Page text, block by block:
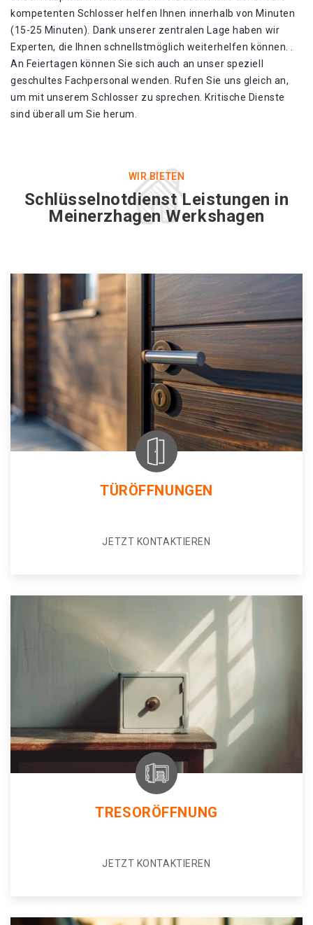
kompetenten Schlosser helfen Ihnen innerhalb von Minuten
(15-25 Minuten). Dank unserer zentralen Lage haben wir
Experten, die Ihnen schnellstmöglich weiterhelfen können. .
An Feiertagen können Sie sich auch an unser speziell
geschultes Fachpersonal wenden. Rufen Sie uns gleich an,
um mit unserem Schlosser zu sprechen. Kritische Dienste
sind überall um Sie herum.
WIR BIETEN
Schlüsselnotdienst Leistungen in
Meinerzhagen Werkshagen
TÜRÖFFNUNGEN
JETZT KONTAKTIEREN
TRESORÖFFNUNG
JETZT KONTAKTIEREN